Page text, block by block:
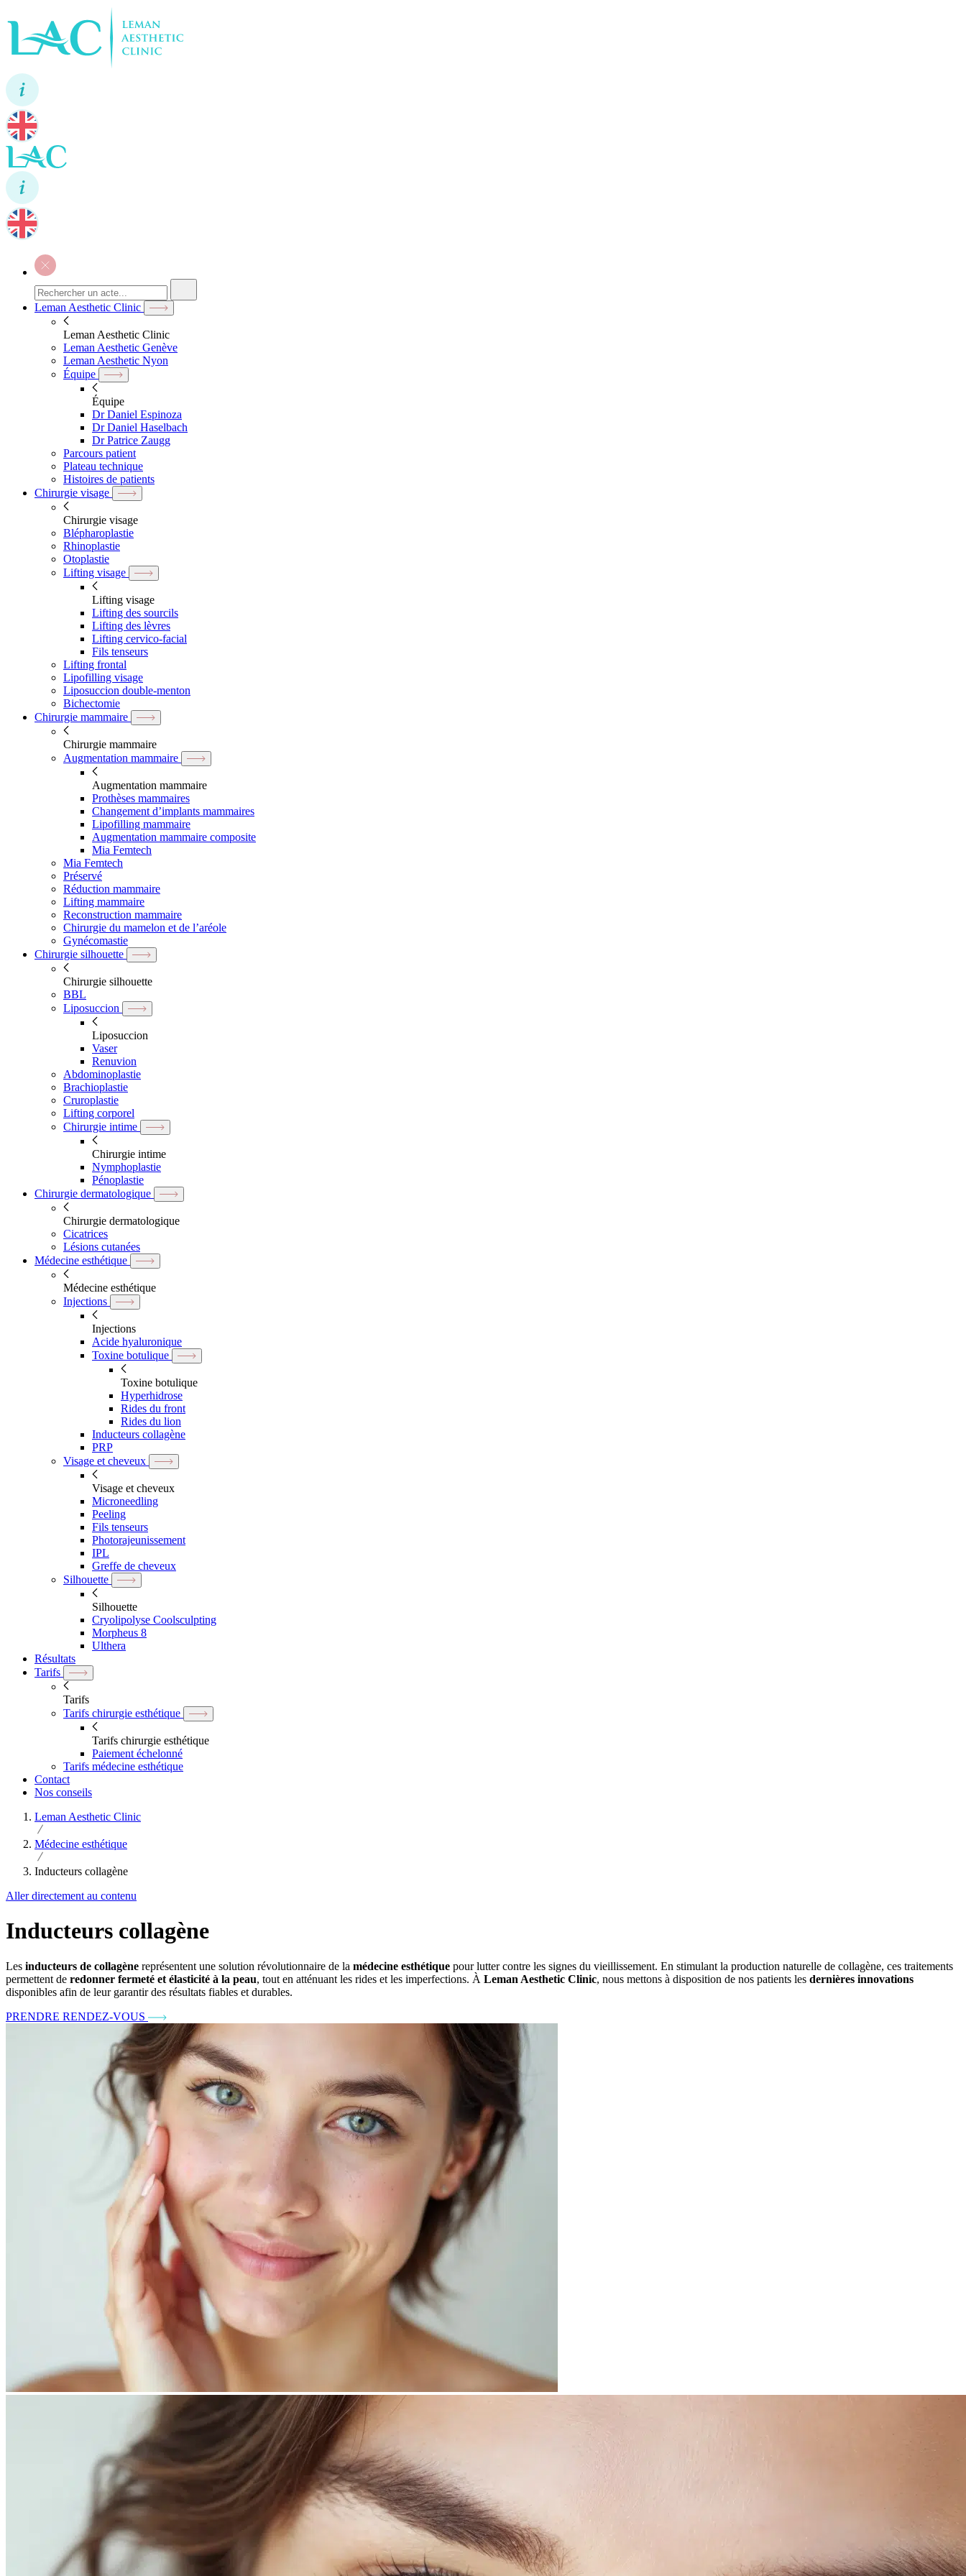
Leman Aesthetic Clinic
Leman Aesthetic Clinic
Leman Aesthetic Genève
Leman Aesthetic Nyon
Équipe
Équipe
Dr Daniel Espinoza
Dr Daniel Haselbach
Dr Patrice Zaugg
Parcours patient
Plateau technique
Histoires de patients
Chirurgie visage
Chirurgie visage
Blépharoplastie
Rhinoplastie
Otoplastie
Lifting visage
Lifting visage
Lifting des sourcils
Lifting des lèvres
Lifting cervico-facial
Fils tenseurs
Lifting frontal
Lipofilling visage
Liposuccion double-menton
Bichectomie
Chirurgie mammaire
Chirurgie mammaire
Augmentation mammaire
Augmentation mammaire
Prothèses mammaires
Changement d’implants mammaires
Lipofilling mammaire
Augmentation mammaire composite
Mia Femtech
Mia Femtech
Préservé
Réduction mammaire
Lifting mammaire
Reconstruction mammaire
Chirurgie du mamelon et de l’aréole
Gynécomastie
Chirurgie silhouette
Chirurgie silhouette
BBL
Liposuccion
Liposuccion
Vaser
Renuvion
Abdominoplastie
Brachioplastie
Cruroplastie
Lifting corporel
Chirurgie intime
Chirurgie intime
Nymphoplastie
Pénoplastie
Chirurgie dermatologique
Chirurgie dermatologique
Cicatrices
Lésions cutanées
Médecine esthétique
Médecine esthétique
Injections
Injections
Acide hyaluronique
Toxine botulique
Toxine botulique
Hyperhidrose
Rides du front
Rides du lion
Inducteurs collagène
PRP
Visage et cheveux
Visage et cheveux
Microneedling
Peeling
Fils tenseurs
Photorajeunissement
IPL
Greffe de cheveux
Silhouette
Silhouette
Cryolipolyse Coolsculpting
Morpheus 8
Ulthera
Résultats
Tarifs
Tarifs
Tarifs chirurgie esthétique
Tarifs chirurgie esthétique
Paiement échelonné
Tarifs médecine esthétique
Contact
Nos conseils
Leman Aesthetic Clinic
Médecine esthétique
Inducteurs collagène
Aller directement au contenu
Inducteurs collagène
Les inducteurs de collagène représentent une solution révolutionnaire de la médecine esthétique pour lutter contre les signes du vieillissement. En stimulant la production naturelle de collagène, ces traitements
permettent de redonner fermeté et élasticité à la peau, tout en atténuant les rides et les imperfections. À Leman Aesthetic Clinic, nous mettons à disposition de nos patients les dernières innovations
disponibles afin de leur garantir des résultats fiables et durables.
PRENDRE RENDEZ-VOUS